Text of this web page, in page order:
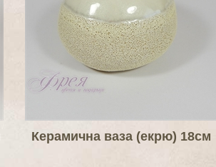
Керамична ваза (екрю) 18см